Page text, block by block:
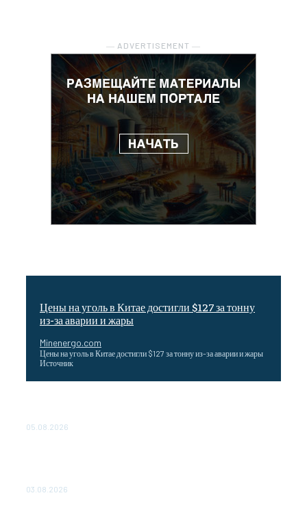
― ADVERTISEMENT ―
Цены на уголь в Китае достигли $127 за тонну
из-за аварии и жары
Minenergo.com
Цены на уголь в Китае достигли $127 за тонну из-за аварии и жары
Источник
05.08.2026
03.08.2026